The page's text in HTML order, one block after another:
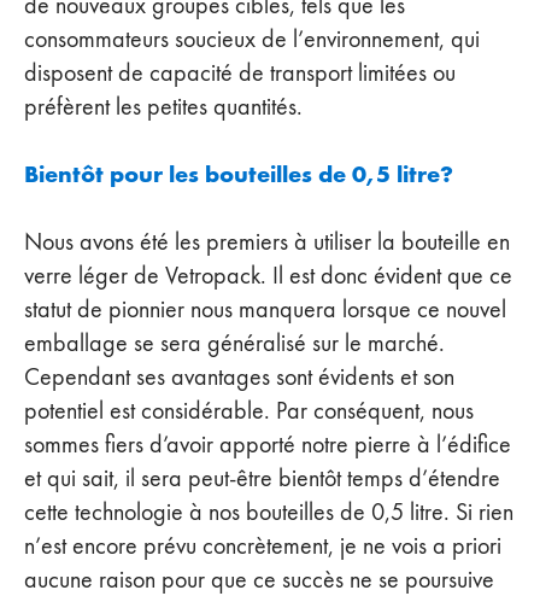
consommateurs soucieux de l’environnement, qui
disposent de capacité de transport limitées ou
préfèrent les petites quantités.
Bientôt pour les bouteilles de 0,5 litre?
Nous avons été les premiers à utiliser la bouteille en
verre léger de Vetropack. Il est donc évident que ce
statut de pionnier nous manquera lorsque ce nouvel
emballage se sera généralisé sur le marché.
Cependant ses avantages sont évidents et son
potentiel est considérable. Par conséquent, nous
sommes fiers d’avoir apporté notre pierre à l’édifice
et qui sait, il sera peut-être bientôt temps d’étendre
cette technologie à nos bouteilles de 0,5 litre. Si rien
n’est encore prévu concrètement, je ne vois a priori
aucune raison pour que ce succès ne se poursuive